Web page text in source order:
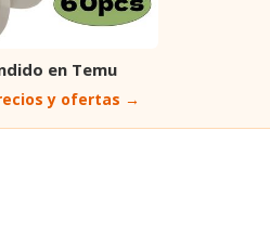
en Temu
y ofertas →